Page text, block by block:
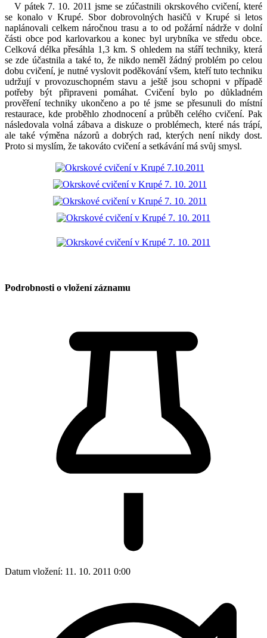
V pátek 7. 10. 2011 jsme se zúčastnili okrskového cvičení, které
se konalo v Krupé. Sbor dobrovolných hasičů v Krupé si letos
naplánovali celkem náročnou trasu a to od požární nádrže v dolní
části obce pod karlovarkou a konec byl urybníka ve středu obce.
Celková délka přesáhla 1,3 km. S ohledem na stáří techniky, která
se zde účastnila a také to, že nikdo neměl žádný problém po celou
dobu cvičení, je nutné vyslovit poděkování všem, kteří tuto techniku
udržují v provozuschopném stavu a ještě jsou schopni v případě
potřeby být připraveni pomáhat. Cvičení bylo po důkladném
prověření techniky ukončeno a po té jsme se přesunuli do místní
restaurace, kde proběhlo zhodnocení a průběh celého cvičení. Pak
následovala volná zábava a diskuze o problémech, které nás trápí,
ale také výměna názorů a dobrých rad, kterých není nikdy dost.
Proto si myslím, že takováto cvičení a setkávání má svůj smysl.
Podrobnosti o vložení záznamu
Datum vložení: 11. 10. 2011 0:00